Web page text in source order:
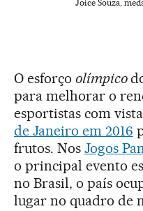
Joice Souza,
O esforço olímpico
para melhorar o
esportistas com
de Janeiro em 2016
frutos. Nos Jogos
o principal evento
no Brasil, o país
lugar no quadro de